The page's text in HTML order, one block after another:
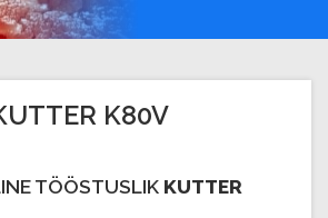
K80V
TÖÖSTUSLIK KUTTER